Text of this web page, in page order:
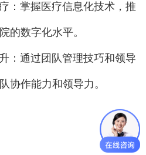
：掌握医疗信息化技术，推
的数字化水平。
：通过团队管理技巧和领导
协作能力和领导力。